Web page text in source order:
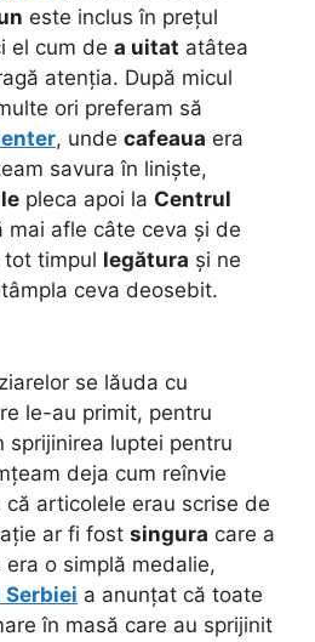
este inclus în prețul
el cum de a uitat atâtea
atenția. După micul
ori preferam să
, unde cafeaua era
savura în liniște,
pleca apoi la Centrul
mai afle câte ceva și de
tot timpul legătura și ne
ceva deosebit.
se lăuda cu
le-au primit, pentru
sprijinirea luptei pentru
deja cum reînvie
că articolele erau scrise de
ar fi fost singura care a
o simplă medalie,
Serbiei a anunțat că toate
în masă care au sprijinit